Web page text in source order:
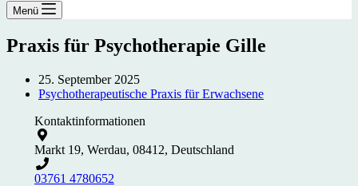
Menü
Praxis für Psychotherapie Gille
25. September 2025
Psychotherapeutische Praxis für Erwachsene
Kontaktinformationen
Markt 19, Werdau, 08412, Deutschland
03761 4780652